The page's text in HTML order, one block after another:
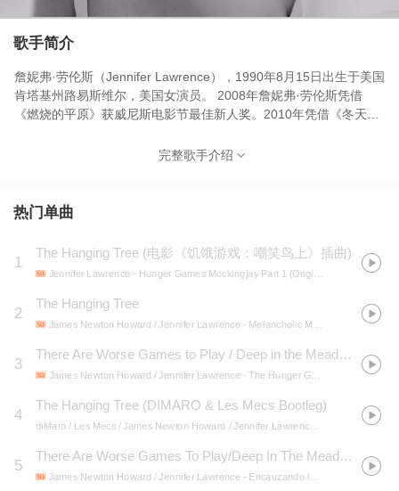
歌手简介
詹妮弗·劳伦斯（Jennifer Lawrence），1990年8月15日出生于美国
肯塔基州路易斯维尔，美国女演员。 2008年詹妮弗·劳伦斯凭借
《燃烧的平原》获威尼斯电影节最佳新人奖。2010年凭借《冬天的
战》中扮演“魔形女”。2012年因担任《饥饿游戏》系列电影女主角
71届美国电影金球奖最佳女配角。同年5月，詹妮弗·劳伦斯主演的
笑鸟（上）》获第41届美国科幻恐怖电影奖土星奖最佳女主角提
名。
完整歌手介绍
热门单曲
1
The Hanging Tree (电影《饥饿游戏：嘲笑鸟上》插曲)
Jennifer Lawrence - Hunger Games Mockingjay Part 1 (Original Motion Picture Score)
2
The Hanging Tree
James Newton Howard / Jennifer Lawrence - Melancholic Mood
3
There Are Worse Games to Play / Deep in the Meadow / The Hunger Games Suite
James Newton Howard / Jennifer Lawrence - The Hunger Games: Mockingjay, Pt. 2 (Original Motion Picture Soundtrack)
4
The Hanging Tree (DIMARO & Les Mecs Bootleg)
diMaro / Les Mecs / James Newton Howard / Jennifer Lawrence- The Hanging
5
There Are Worse Games To Play/Deep In The Meadow/The Hunger Games Suite
James Newton Howard / Jennifer Lawrence - Encauzando la energía